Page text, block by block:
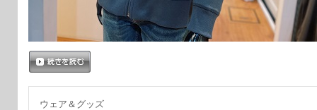
ウェア＆グッズ